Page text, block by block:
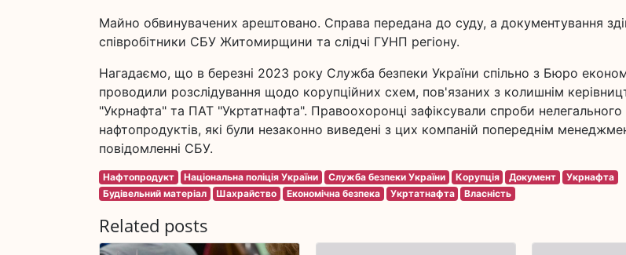
Майно обвинувачених арештовано. Справа передана до суду, а документування
співробітники СБУ Житомирщини та слідчі ГУНП регіону.
Нагадаємо, що в березні 2023 року Служба безпеки України спільно з Бюро
проводили розслідування щодо корупційних схем, пов'язаних з колишнім
"Укрнафта" та ПАТ "Укртатнафта". Правоохоронці зафіксували спроби
нафтопродуктів, які були незаконно виведені з цих компаній попереднім
повідомленні СБУ.
Нафтопродукт Національна поліція України Служба безпеки України Корупція Документ
Укрнафта
Будівельний матеріал
Шахрайство Економічна безпека Укртатнафта Власність
Related posts